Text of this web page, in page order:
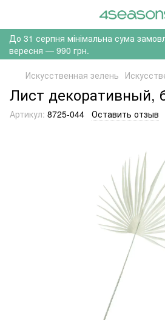
До 31 серпня мінімальна сума
вересня — 990 грн.
Искусственная зелень
Лист декоративный,
Артикул: 8725-044 Оставить отзыв